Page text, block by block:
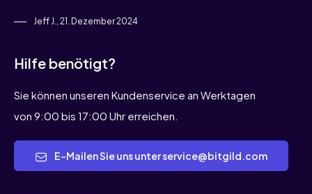
Jeff J., 21. Dezember 2024
Hilfe benötigt?
Sie können unseren Kundenservice an Werktagen
von 9:00 bis 17:00 Uhr erreichen.
E-Mailen Sie uns unter service@bitgild.com